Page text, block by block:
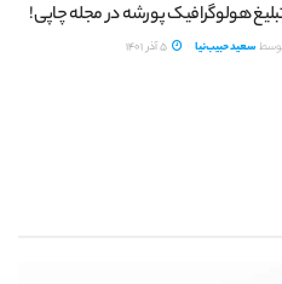
هولوگرافیک پورشه در مجله چاپی!
سعید حبیب‌نیا 5 آذر 1401